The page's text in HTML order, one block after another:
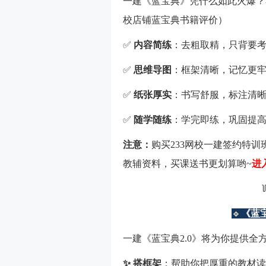
校店铺蓝宝典书籍评价）
✅ 内容简练 ：去粗取精，只背要
✅ 思维导图 ：框架清晰，记忆更牢
✅ 纸张厚实 ：书写舒服，标注清晰
✅ 随学随练 ：学完即练，巩固提高
注意： 购买233网校一建签约特训
教辅资料，买课送书更划算哟~进
🔹 《
一建《蓝宝典2.0》将为你提供全
✨ 搭框架 ：帮助你把厚重的教材